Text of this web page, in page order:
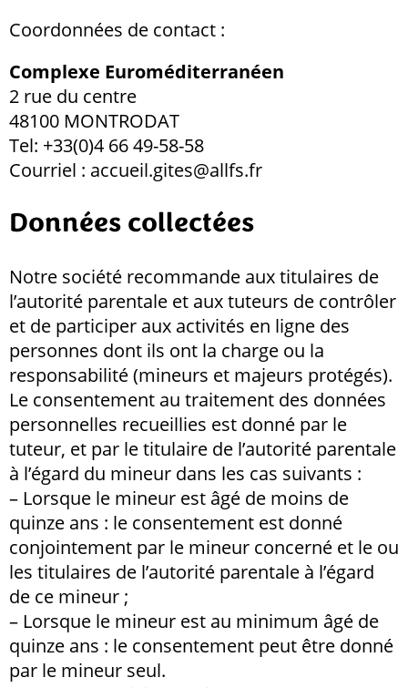
Coordonnées de contact :
Complexe Euroméditerranéen
2 rue du centre
48100 MONTRODAT
Tel: +33(0)4 66 49-58-58
Courriel : accueil.gites@allfs.fr
Données collectées
Notre société recommande aux titulaires de
l’autorité parentale et aux tuteurs de contrôler
et de participer aux activités en ligne des
personnes dont ils ont la charge ou la
responsabilité (mineurs et majeurs protégés).
Le consentement au traitement des données
personnelles recueillies est donné par le
tuteur, et par le titulaire de l’autorité parentale
à l’égard du mineur dans les cas suivants :
– Lorsque le mineur est âgé de moins de
quinze ans : le consentement est donné
conjointement par le mineur concerné et le ou
les titulaires de l’autorité parentale à l’égard
de ce mineur ;
– Lorsque le mineur est au minimum âgé de
quinze ans : le consentement peut être donné
par le mineur seul.